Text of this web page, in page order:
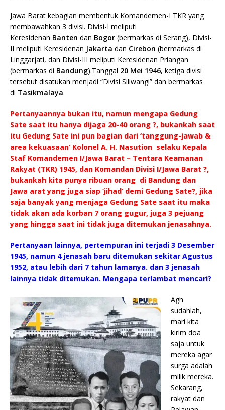
Jawa Barat kebagian membentuk Komandemen-I TKR yang
membawahkan 3 divisi. Divisi-I meliputi
Keresidenan Banten dan Bogor (bermarkas di Serang), Divisi-
II meliputi Keresidenan Jakarta dan Cirebon (bermarkas di
Linggarjati, dan Divisi-III meliputi Keresidenan Priangan
(bermarkas di Bandung).Tanggal 20 Mei 1946, ketiga divisi
tersebut disatukan menjadi “Divisi Siliwangi” dan bermarkas
di Tasikmalaya.
Pertanyaannya bukan itu, namun mengapa Gedung
Sate saat itu hanya dijaga 20-40 orang ?, bukankah saat
itu Gedung Sate ini pun bagian dari ‘tanggung-jawab &
area kekuasaan’ Kolonel A. H. Nasution selaku Kepala
Staf Komandemen I/Jawa Barat – Tentara Keamanan
Rakyat (TKR) 1945, dan Komandan Divisi I/Jawa Barat ?,
bukankah kita punya ribuan orang di Bandung dan
Jawa arat yang juga siap ‘jihad’ demi Gedung Sate?, jika
saja banyak yang menjaga Gedung Sate saat itu maka
tidak akan ada korban 7 orang gugur, juga 3 pejuang
yang hingga saat ini tidak juga ditemukan jenasahnya.
Pertanyaan lainnya, pertempuran ini terjadi 3 Desember
1945, namun 4 jenasah baru ditemukan sekitar Agustus
1952, atau lebih dari 7 tahun lamanya. dan 3 jenasah
lainnya tidak ditemukan. Mengapa terlambat mencari?
Agh
sudahlah,
mari kita
kirim doa
saja untuk
mereka agar
surga adalah
milik mereka.
Sekarang,
rakyat dan